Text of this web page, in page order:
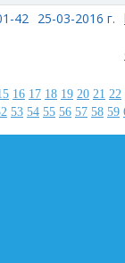
42 25-03-2016 г.
16 17 18 19 20 21 22
53 54 55 56 57 58 59